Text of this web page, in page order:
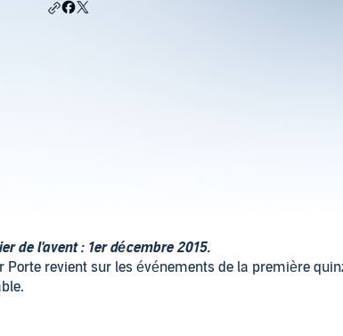
de l'avent : 1er décembre 2015.
Porte revient sur les événements de la première
de 2015 fut bien sûr dominée par l'attentat contre